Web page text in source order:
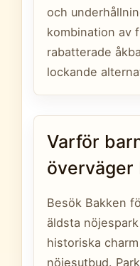
och
kombination av
rabatterade
lockande
Varför
överväger
Besök Bakken
äldsta
historiska
nöjesutbud.